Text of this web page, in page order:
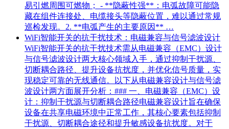
易引燃周围可燃物； - **隐蔽性强**：电弧故障可能隐
藏在组件连接处、电缆接头等隐蔽位置，难以通过常规
巡检发现。2. **电弧产生的主要原因** …
WiFi智能开关的抗干扰技术：电磁兼容与信号滤波设计
WiFi智能开关的抗干扰技术需从电磁兼容（EMC）设计
与信号滤波设计两大核心领域入手，通过抑制干扰源、
切断耦合路径、提升设备抗扰度，并优化信号质量，实
现稳定可靠的无线通信。以下从电磁兼容设计与信号滤
波设计两方面展开分析：### 一、电磁兼容（EMC）设
计：抑制干扰源与切断耦合路径电磁兼容设计旨在确保
设备在共享电磁环境中正常工作，其核心要素包括抑制
干扰源、切断耦合途径和提升敏感设备抗扰度。对于